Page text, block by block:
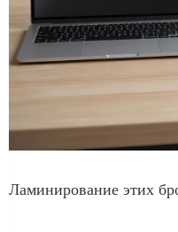
Ламинирование этих